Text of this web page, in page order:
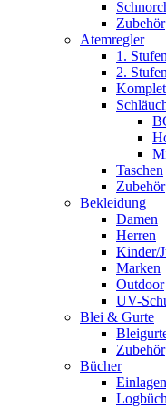
Zubehör
Atemregler
1. Stufen
2. Stufen
Taschen
Zubehör
Bekleidung
Damen
Herren
Kinder/
Marken
Outdoor
UV-
Blei & Gurte
Zubehör
Bücher
Einlagen